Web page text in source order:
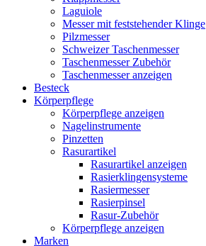
Laguiole
Messer mit feststehender Klinge
Pilzmesser
Schweizer Taschenmesser
Taschenmesser Zubehör
Taschenmesser anzeigen
Besteck
Körperpflege
Körperpflege anzeigen
Nagelinstrumente
Pinzetten
Rasurartikel
Rasurartikel anzeigen
Rasierklingensysteme
Rasiermesser
Rasierpinsel
Rasur-Zubehör
Körperpflege anzeigen
Marken